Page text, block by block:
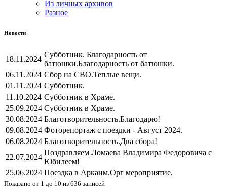
Из личных архивов
Разное
Новости
18.11.2024
Субботник. Благодарность от
батюшки.Благодарность от батюшки.
06.11.2024 Сбор на СВО.Теплые вещи.
01.11.2024 Субботник.
11.10.2024 Субботник в Храме.
25.09.2024 Субботник в Храме.
30.08.2024 Благотворительность.Благодарю!
09.08.2024 Фоторепортаж с поездки - Август 2024.
06.08.2024 Благотворительность.Два сбора!
22.07.2024
Поздравляем Ломаева Владимира Федоровича с
Юбилеем!
25.06.2024 Поездка в Аркаим.Орг мероприятие.
Показано от 1 до 10 из 636 записей